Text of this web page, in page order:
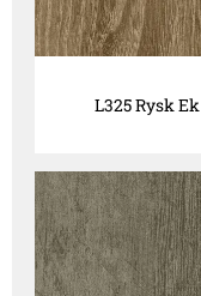
L325 Rysk Ek